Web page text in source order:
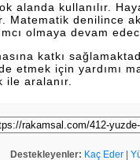
alanda kullanılır.
Matematik denilince
olmaya devam
katkı
etmek için yardımı
ile aralanır.
Destekleyenler: Kaç Eder